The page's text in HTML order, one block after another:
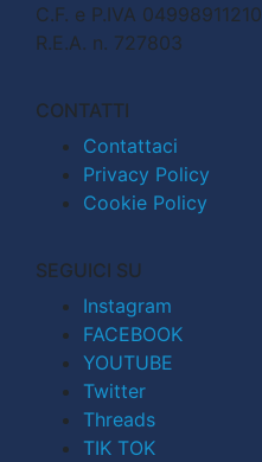
C.F. e P.IVA 04998911210
R.E.A. n. 727803
CONTATTI
Contattaci
Privacy Policy
Cookie Policy
SEGUICI SU
Instagram
FACEBOOK
YOUTUBE
Twitter
Threads
TIK TOK